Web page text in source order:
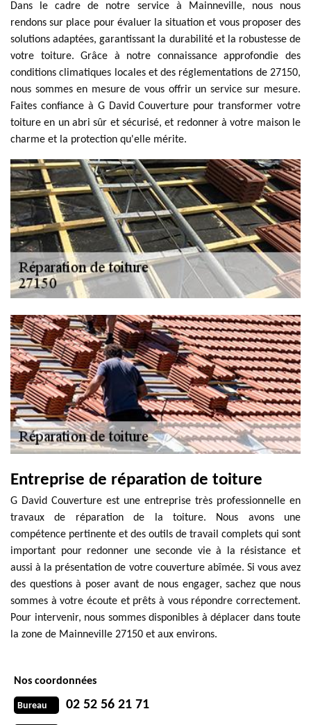
Dans le cadre de notre service à Mainneville, nous nous
rendons sur place pour évaluer la situation et vous proposer des
solutions adaptées, garantissant la durabilité et la robustesse de
votre toiture. Grâce à notre connaissance approfondie des
conditions climatiques locales et des réglementations de 27150,
nous sommes en mesure de vous offrir un service sur mesure.
Faites confiance à G David Couverture pour transformer votre
toiture en un abri sûr et sécurisé, et redonner à votre maison le
charme et la protection qu'elle mérite.
Entreprise de réparation de toiture
G David Couverture est une entreprise très professionnelle en
travaux de réparation de la toiture. Nous avons une
compétence pertinente et des outils de travail complets qui sont
important pour redonner une seconde vie à la résistance et
aussi à la présentation de votre couverture abîmée. Si vous avez
des questions à poser avant de nous engager, sachez que nous
sommes à votre écoute et prêts à vous répondre correctement.
Pour intervenir, nous sommes disponibles à déplacer dans toute
la zone de Mainneville 27150 et aux environs.
Nos coordonnées
Bureau 02 52 56 21 71